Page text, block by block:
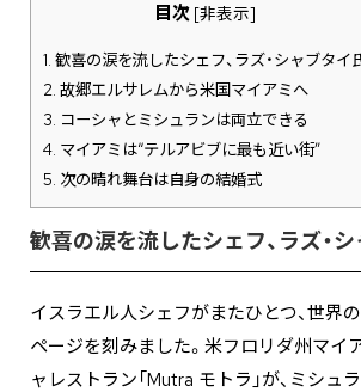
目次 [非表示]
1. 歓喜の涙を流したシェフ、ラズ・シャブタイ
2. 故郷エルサレムから米国マイアミへ
3. コーシャとミシュランは両立できる
4. マイアミは“テルアビブに最も近い街”
5. 次の晴れ舞台は自身の結婚式
歓喜の涙を流したシェフ、ラズ・
イスラエル人シェフがまたひとつ、世界
ページを刻みました。米フロリダ州マイ
ャレストラン「Mutra モトラ」が、ミシュ